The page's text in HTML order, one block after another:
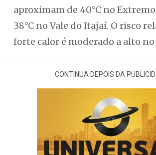
aproximam de 40°C no Extremo
38°C no Vale do Itajaí. O risco
forte calor é moderado a alto no
CONTINUA DEPOIS DA